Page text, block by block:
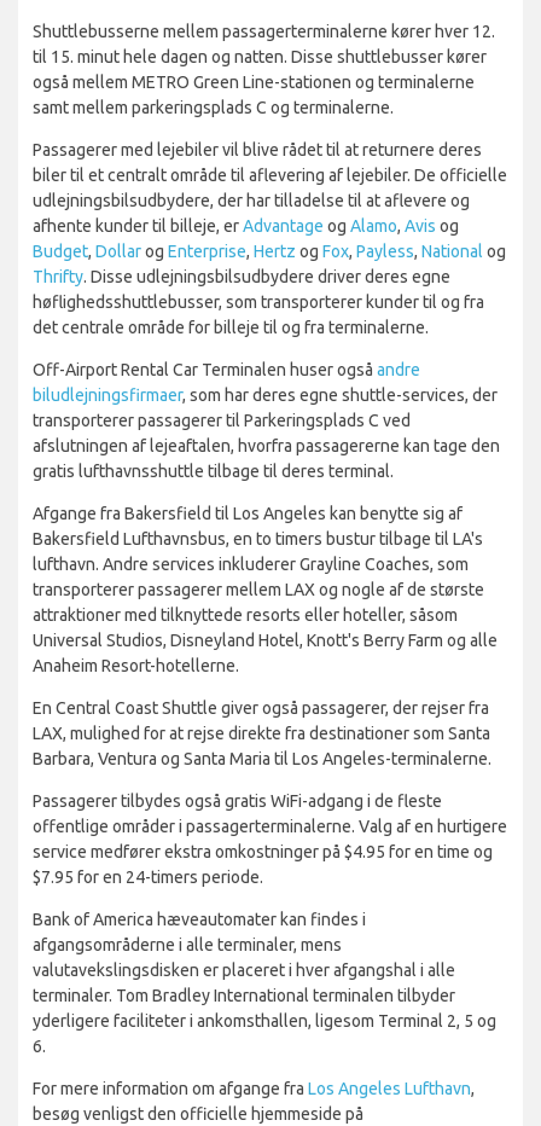
Shuttlebusserne mellem passagerterminalerne kører hver 12.
til 15. minut hele dagen og natten. Disse shuttlebusser kører
også mellem METRO Green Line-stationen og terminalerne
samt mellem parkeringsplads C og terminalerne.
Passagerer med lejebiler vil blive rådet til at returnere deres
biler til et centralt område til aflevering af lejebiler. De officielle
udlejningsbilsudbydere, der har tilladelse til at aflevere og
afhente kunder til billeje, erAdvantage og Alamo, Avis og
Budget, Dollarog Enterprise, Hertz og Fox, Payless, National og
Thrifty. Disse udlejningsbilsudbydere driver deres egne
høflighedsshuttlebusser, som transporterer kunder til og fra
det centrale område for billeje til og fra terminalerne.
Off-Airport Rental Car Terminalen huser også andre
biludlejningsfirmaer, som har deres egne shuttle-services, der
transporterer passagerer til Parkeringsplads C ved
afslutningen af lejeaftalen, hvorfra passagererne kan tage den
gratis lufthavnsshuttle tilbage til deres terminal.
Afgange fra Bakersfield til Los Angeles kan benytte sig af
Bakersfield Lufthavnsbus, en to timers bustur tilbage til LA's
lufthavn. Andre services inkluderer Grayline Coaches, som
transporterer passagerer mellem LAX og nogle af de største
attraktioner med tilknyttede resorts eller hoteller, såsom
Universal Studios, Disneyland Hotel, Knott's Berry Farm og alle
Anaheim Resort-hotellerne.
En Central Coast Shuttle giver også passagerer, der rejser fra
LAX, mulighed for at rejse direkte fra destinationer som Santa
Barbara, Ventura og Santa Maria til Los Angeles-terminalerne.
Passagerer tilbydes også gratis WiFi-adgang i de fleste
offentlige områder i passagerterminalerne. Valg af en hurtigere
service medfører ekstra omkostninger på $4.95 for en time og
$7.95 for en 24-timers periode.
Bank of America hæveautomater kan findes i
afgangsområderne i alle terminaler, mens
valutavekslingsdisken er placeret i hver afgangshal i alle
terminaler. Tom Bradley International terminalen tilbyder
yderligere faciliteter i ankomsthallen, ligesom Terminal 2, 5 og
6.
For mere information om afgange fra Los Angeles Lufthavn,
besøg venligst den officielle hjemmeside på